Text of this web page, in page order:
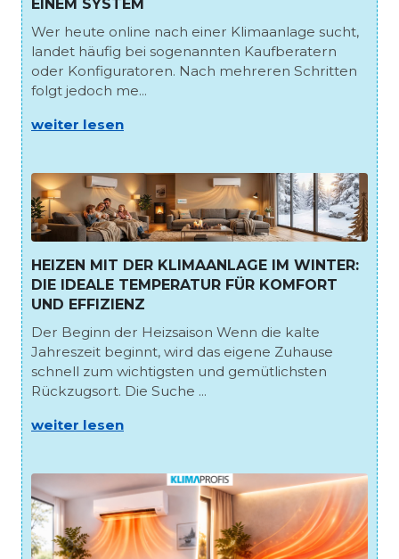
EINEM SYSTEM
Wer heute online nach einer Klimaanlage sucht,
landet häufig bei sogenannten Kaufberatern
oder Konfiguratoren. Nach mehreren Schritten
folgt jedoch me...
weiter lesen
HEIZEN MIT DER KLIMAANLAGE IM WINTER:
DIE IDEALE TEMPERATUR FÜR KOMFORT
UND EFFIZIENZ
Der Beginn der Heizsaison Wenn die kalte
Jahreszeit beginnt, wird das eigene Zuhause
schnell zum wichtigsten und gemütlichsten
Rückzugsort. Die Suche ...
weiter lesen